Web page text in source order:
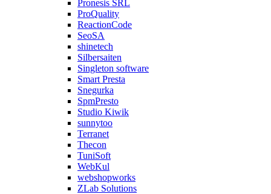
Pronesis SRL
ProQuality
ReactionCode
SeoSA
shinetech
Silbersaiten
Singleton software
Smart Presta
Snegurka
SpmPresto
Studio Kiwik
sunnytoo
Terranet
Thecon
TuniSoft
WebKul
webshopworks
ZLab Solutions